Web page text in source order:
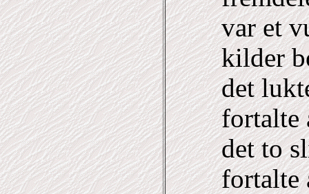
var et
kilder
det
fortalte
det to
fortalte